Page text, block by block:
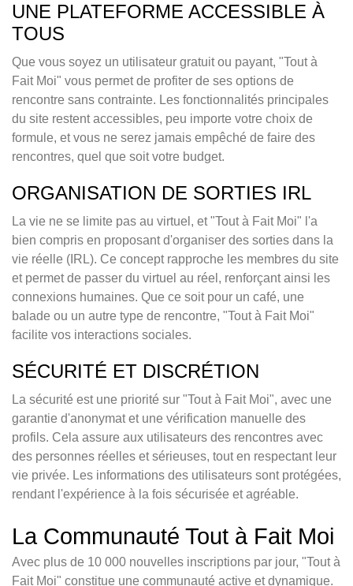
UNE PLATEFORME ACCESSIBLE À
TOUS
Que vous soyez un utilisateur gratuit ou payant, "Tout à
Fait Moi" vous permet de profiter de ses options de
rencontre sans contrainte. Les fonctionnalités principales
du site restent accessibles, peu importe votre choix de
formule, et vous ne serez jamais empêché de faire des
rencontres, quel que soit votre budget.
ORGANISATION DE SORTIES IRL
La vie ne se limite pas au virtuel, et "Tout à Fait Moi" l'a
bien compris en proposant d'organiser des sorties dans la
vie réelle (IRL). Ce concept rapproche les membres du site
et permet de passer du virtuel au réel, renforçant ainsi les
connexions humaines. Que ce soit pour un café, une
balade ou un autre type de rencontre, "Tout à Fait Moi"
facilite vos interactions sociales.
SÉCURITÉ ET DISCRÉTION
La sécurité est une priorité sur "Tout à Fait Moi", avec une
garantie d'anonymat et une vérification manuelle des
profils. Cela assure aux utilisateurs des rencontres avec
des personnes réelles et sérieuses, tout en respectant leur
vie privée. Les informations des utilisateurs sont protégées,
rendant l'expérience à la fois sécurisée et agréable.
La Communauté Tout à Fait Moi
Avec plus de 10 000 nouvelles inscriptions par jour, "Tout à
Fait Moi" constitue une communauté active et dynamique.